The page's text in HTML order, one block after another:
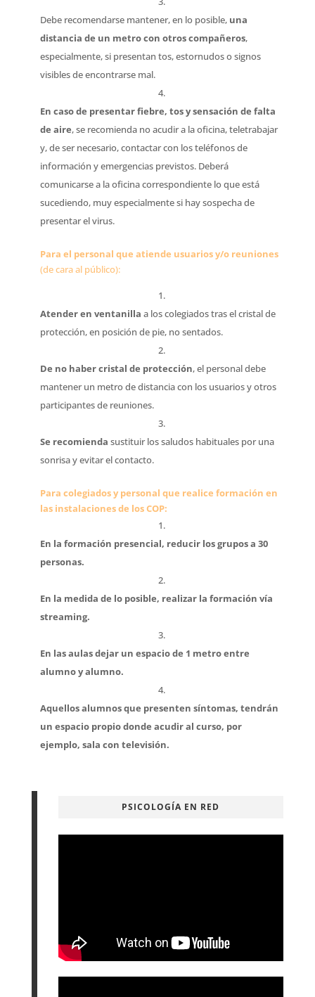
Debe recomendarse mantener, en lo posible, una
distancia de un metro con otros compañeros,
especialmente, si presentan tos, estornudos o signos
visibles de encontrarse mal.
En caso de presentar fiebre, tos y sensación de falta
de aire, se recomienda no acudir a la oficina, teletrabajar
y, de ser necesario, contactar con los teléfonos de
información y emergencias previstos. Deberá
comunicarse a la oficina correspondiente lo que está
sucediendo, muy especialmente si hay sospecha de
presentar el virus.
Para el personal que atiende usuarios y/o reuniones
(de cara al público):
Atender en ventanilla a los colegiados tras el cristal de
protección, en posición de pie, no sentados.
De no haber cristal de protección, el personal debe
mantener un metro de distancia con los usuarios y otros
participantes de reuniones.
Se recomienda sustituir los saludos habituales por una
sonrisa y evitar el contacto.
Para colegiados y personal que realice formación en
las instalaciones de los COP:
En la formación presencial, reducir los grupos a 30
personas.
En la medida de lo posible, realizar la formación vía
streaming.
En las aulasdejar un espacio de 1 metroentre
alumno y alumno.
Aquellosalumnos que presenten síntomas, tendrán
un espacio propio donde acudir al curso, por
ejemplo, sala con televisión.
PSICOLOGÍA EN RED